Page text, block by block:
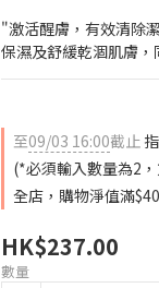
"激活醒膚，有效清除
保濕及舒緩乾涸肌膚
至09/03 16:00截止
(*必須輸入數量為2
全店，購物淨值滿
HK$237.00
數量